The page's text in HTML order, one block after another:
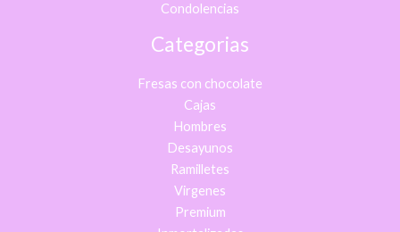
Condolencias
Categorias
Fresas con chocolate
Cajas
Hombres
Desayunos
Ramilletes
Virgenes
Premium